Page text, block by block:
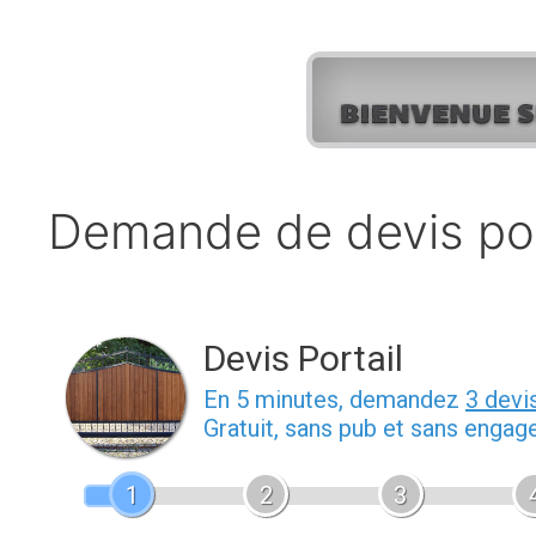
Demande de devis
Devis Portail
En 5 minutes, demandez 3
Gratuit, sans pub et sans
1 2 3